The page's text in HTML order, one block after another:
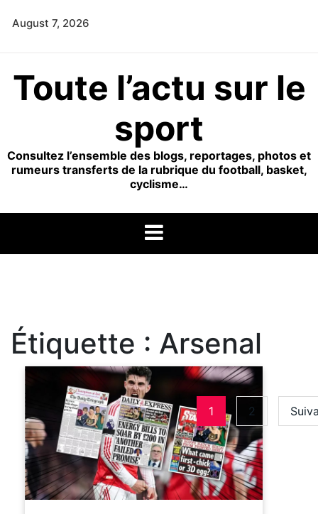
August 7, 2026
Toute l’actu sur le
sport
Consultez l’ensemble des blogs, reportages, photos et
rumeurs transferts de la rubrique du football, basket,
cyclisme…
Étiquette : Arsenal
1 2